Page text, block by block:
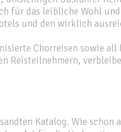
für das leibliche Wohl
und den wirklich
Chorreisen sowie
Reisteilnehmern,
Katalog. Wie schon